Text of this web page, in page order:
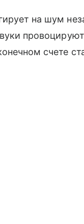
на шум
счете